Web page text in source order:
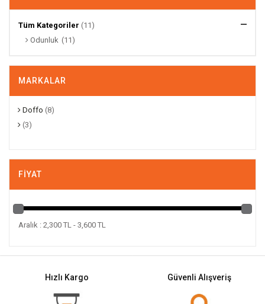
Tüm Kategoriler (11)
Odunluk (11)
MARKALAR
Doffo (8)
(3)
FIYAT
Aralık : 2,300 TL - 3,600 TL
Hızlı Kargo Güvenli Alışveriş